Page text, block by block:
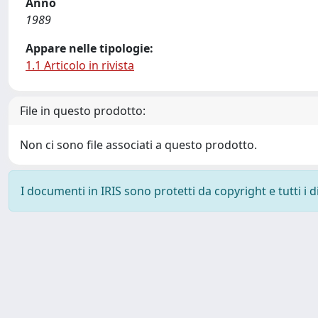
1989
Appare nelle tipologie:
1.1 Articolo in rivista
File in questo prodotto:
Non ci sono file associati a questo prodotto.
I documenti in IRIS sono protetti da copyright e tutti i